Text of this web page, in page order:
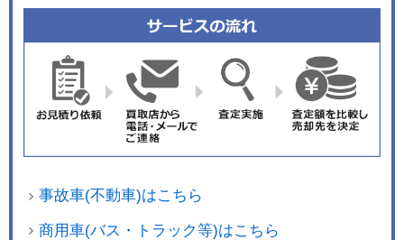
事故車(不動車)はこちら
商用車(バス・トラック等)はこちら